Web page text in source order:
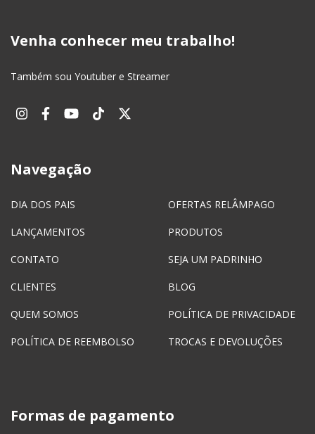
Venha conhecer meu trabalho!
Também sou Youtuber e Streamer
Navegação
DIA DOS PAIS OFERTAS RELÂMPAGO
LANÇAMENTOS PRODUTOS
CONTATO SEJA UM PADRINHO
CLIENTES BLOG
QUEM SOMOS POLÍTICA DE PRIVACIDADE
POLÍTICA DE REEMBOLSO TROCAS E DEVOLUÇÕES
Formas de pagamento